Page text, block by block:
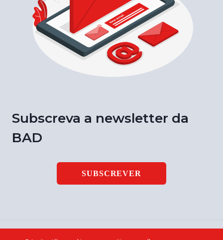
Subscreva a newsletter da
BAD
SUBSCREVER